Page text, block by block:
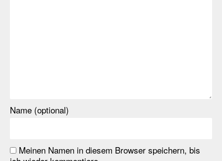
Name (optional)
Meinen Namen in diesem Browser speichern, bis